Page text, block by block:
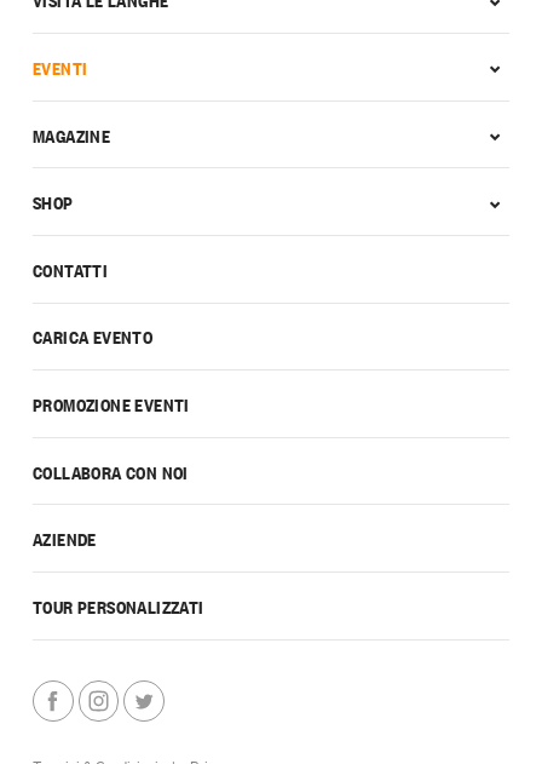
CONTATTI
CARICA EVENTO
PROMOZIONE EVENTI
COLLABORA CON NOI
AZIENDE
TOUR PERSONALIZZATI
EVENTI
MAGAZINE
SHOP